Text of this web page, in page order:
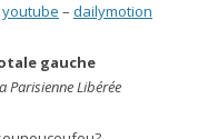
youtube – dailymotion
gauche
Parisienne Libérée